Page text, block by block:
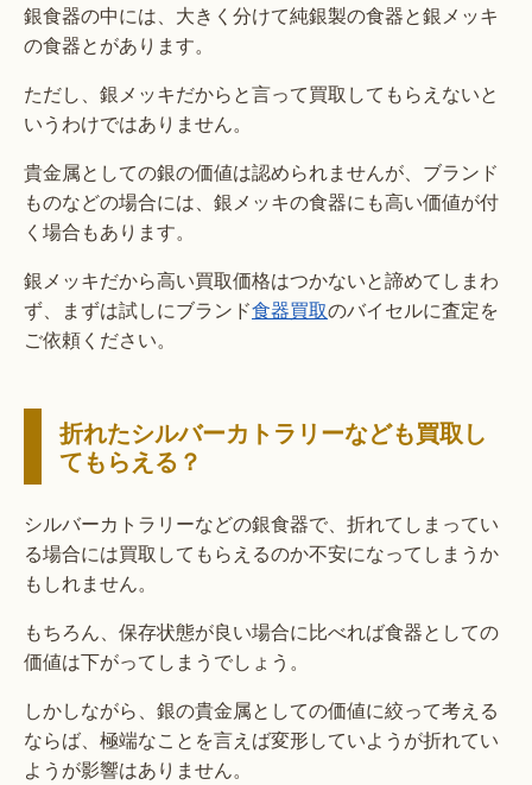
銀食器の中には、大きく分けて純銀製の食器と銀メッキ
の食器とがあります。
ただし、銀メッキだからと言って買取してもらえないと
いうわけではありません。
貴金属としての銀の価値は認められませんが、ブランド
ものなどの場合には、銀メッキの食器にも高い価値が付
く場合もあります。
銀メッキだから高い買取価格はつかないと諦めてしまわ
ず、まずは試しにブランド食器買取のバイセルに査定を
ご依頼ください。
折れたシルバーカトラリーなども買取し
てもらえる？
シルバーカトラリーなどの銀食器で、折れてしまってい
る場合には買取してもらえるのか不安になってしまうか
もしれません。
もちろん、保存状態が良い場合に比べれば食器としての
価値は下がってしまうでしょう。
しかしながら、銀の貴金属としての価値に絞って考える
ならば、極端なことを言えば変形していようが折れてい
ようが影響はありません。